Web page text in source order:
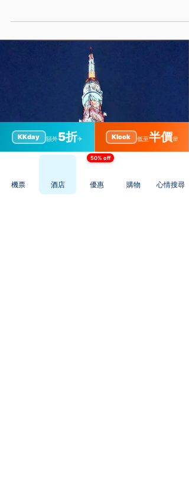
［東京景點］明治神宮參拜攻略：原
宿必訪神社、御守繪馬、森林步道交
通指南
⭐️ 4.6/5 （超過10,000位網評）地圖
KKday 額外5折✈️ Klook 低至半價🌸
機票 酒店
50% off
優惠 購物 心情搜尋